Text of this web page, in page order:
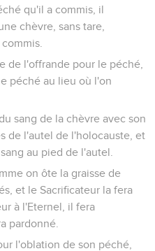
qu'il a commis, il
chèvre, sans tare,
de l'offrande pour le péché,
péché au lieu où l'on
sang de la chèvre avec son
de l'autel de l'holocauste, et
au pied de l'autel.
on ôte la graisse de
et le Sacrificateur la fera
à l'Eternel, il fera
pardonné.
l'oblation de son péché,